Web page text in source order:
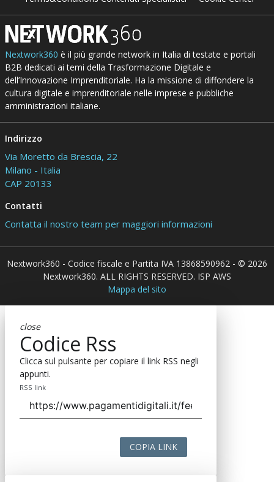
Nextwork360 è il più grande network in Italia di testate e portali
B2B dedicati ai temi della Trasformazione Digitale e
dell’Innovazione Imprenditoriale. Ha la missione di diffondere la
cultura digitale e imprenditoriale nelle imprese e pubbliche
amministrazioni italiane.
Indirizzo
Via Moretto da Brescia, 22
Milano - Italia
CAP 20133
Contatti
Contatta il nostro team per maggiori informazioni
Nextwork360 - Codice fiscale e Partita IVA 13868590962 - © 2026
Nextwork360. ALL RIGHTS RESERVED. ISP AWS
Mappa del sito
close
Codice Rss
Clicca sul pulsante per copiare il link RSS negli
appunti.
RSS link
COPIA LINK